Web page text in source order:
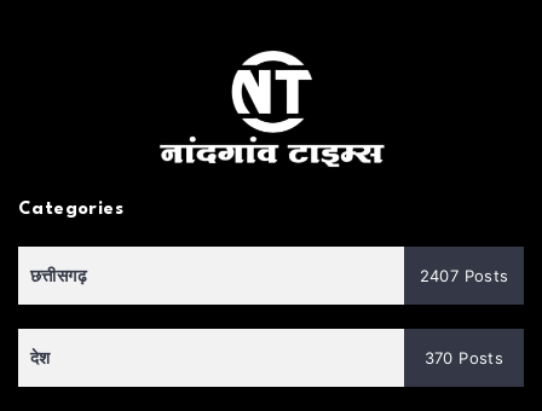
Categories
छत्तीसगढ़ 2407 Posts
देश 370 Posts